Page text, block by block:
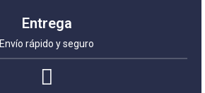
Entrega
Envío rápido y seguro